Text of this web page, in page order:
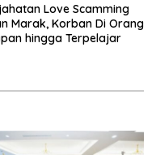
Love Scamming
Marak, Korban Di Orang
hingga Terpelajar